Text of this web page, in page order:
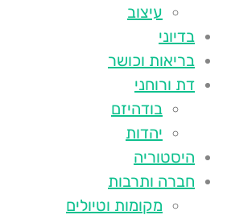
עיצוב
בדיוני
בריאות וכושר
דת ורוחני
בודהיזם
יהדות
היסטוריה
חברה ותרבות
מקומות וטיולים